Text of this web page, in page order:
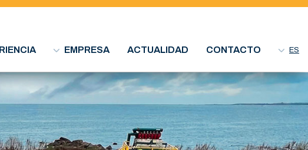
EMPRESA ACTUALIDAD CONTACTO ES